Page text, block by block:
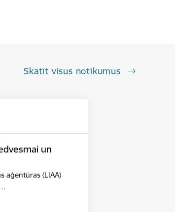
Skatīt visus notikumus
un
aģentūras (LIAA)